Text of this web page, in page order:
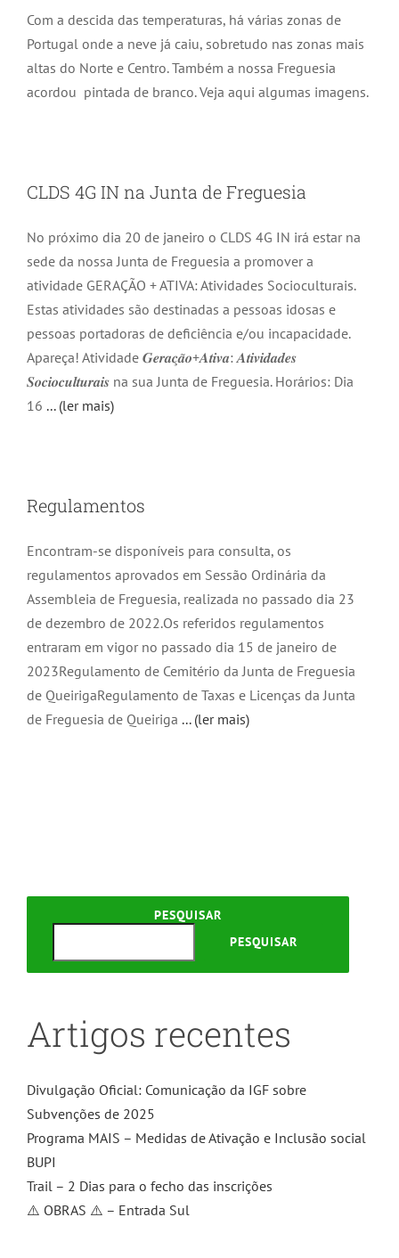
Com a descida das temperaturas, há várias zonas de
Portugal onde a neve já caiu, sobretudo nas zonas mais
altas do Norte e Centro. Também a nossa Freguesia
acordou pintada de branco. Veja aqui algumas imagens.
CLDS 4G IN na Junta de Freguesia
No próximo dia 20 de janeiro o CLDS 4G IN irá estar na
sede da nossa Junta de Freguesia a promover a
atividade GERAÇÃO + ATIVA: Atividades Socioculturais.
Estas atividades são destinadas a pessoas idosas e
pessoas portadoras de deficiência e/ou incapacidade.
Apareça! Atividade 𝑮𝒆𝒓𝒂𝒄̧𝒂̃𝒐+𝑨𝒕𝒊𝒗𝒂: 𝑨𝒕𝒊𝒗𝒊𝒅𝒂𝒅𝒆𝒔
𝑺𝒐𝒄𝒊𝒐𝒄𝒖𝒍𝒕𝒖𝒓𝒂𝒊𝒔 na sua Junta de Freguesia. Horários: Dia
16 ... (ler mais)
Regulamentos
Encontram-se disponíveis para consulta, os
regulamentos aprovados em Sessão Ordinária da
Assembleia de Freguesia, realizada no passado dia 23
de dezembro de 2022.Os referidos regulamentos
entraram em vigor no passado dia 15 de janeiro de
2023Regulamento de Cemitério da Junta de Freguesia
de QueirigaRegulamento de Taxas e Licenças da Junta
de Freguesia de Queiriga ... (ler mais)
PESQUISAR
PESQUISAR
Artigos recentes
Divulgação Oficial: Comunicação da IGF sobre
Subvenções de 2025
Programa MAIS – Medidas de Ativação e Inclusão social
BUPI
Trail – 2 Dias para o fecho das inscrições
⚠️ OBRAS ⚠️ – Entrada Sul